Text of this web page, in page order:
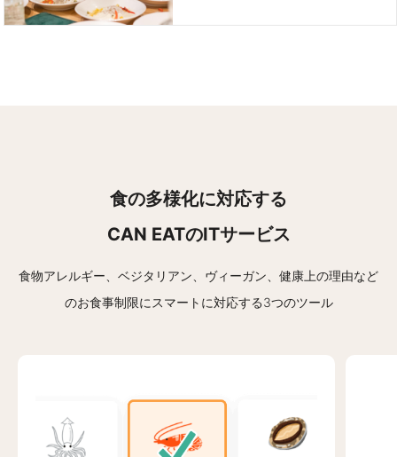
食の多様化に対応する
CAN EATのITサービス
食物アレルギー、ベジタリアン、ヴィーガン、健康上の理由など
のお食事制限にスマートに対応する3つのツール